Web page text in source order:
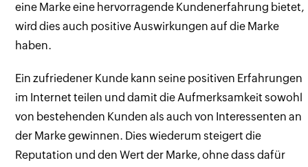
eine Marke eine hervorragende Kundenerfahrung bietet,
wird dies auch positive Auswirkungen auf die Marke
haben.
Ein zufriedener Kunde kann seine positiven Erfahrungen
im Internet teilen und damit die Aufmerksamkeit sowohl
von bestehenden Kunden als auch von Interessenten an
der Marke gewinnen. Dies wiederum steigert die
Reputation und den Wert der Marke, ohne dass dafür